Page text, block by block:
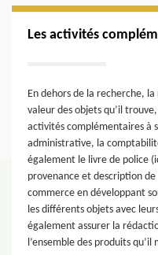
Les activités
En dehors de la recherche,
valeur des objets qu’il
activités complémentaires à
administrative, la
également le livre de police
provenance et description
commerce en développant
les différents objets avec
également assurer la
l’ensemble des produits qu’il